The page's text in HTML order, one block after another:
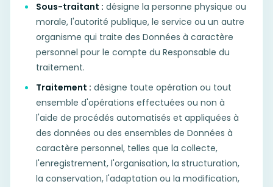
Sous-traitant : désigne la personne physique ou
morale, l'autorité publique, le service ou un autre
organisme qui traite des Données à caractère
personnel pour le compte du Responsable du
traitement.
Traitement : désigne toute opération ou tout
ensemble d'opérations effectuées ou non à
l'aide de procédés automatisés et appliquées à
des données ou des ensembles de Données à
caractère personnel, telles que la collecte,
l'enregistrement, l'organisation, la structuration,
la conservation, l'adaptation ou la modification,